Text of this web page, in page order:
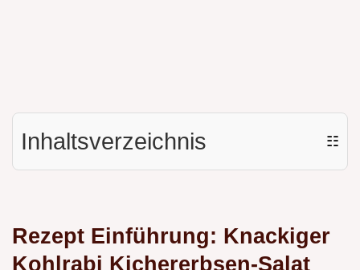
Inhaltsverzeichnis ☷
Rezept Einführung: Knackiger
Kohlrabi Kichererbsen-Salat